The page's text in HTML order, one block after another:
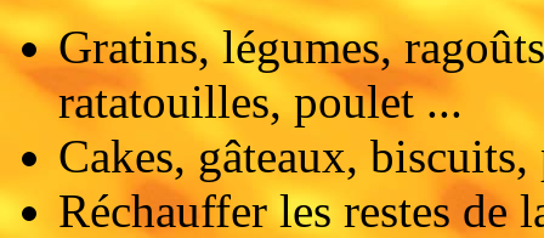
Gratins, légumes,
ratatouilles, poulet ...
Cakes, gâteaux, biscuits,
Réchauffer les restes de